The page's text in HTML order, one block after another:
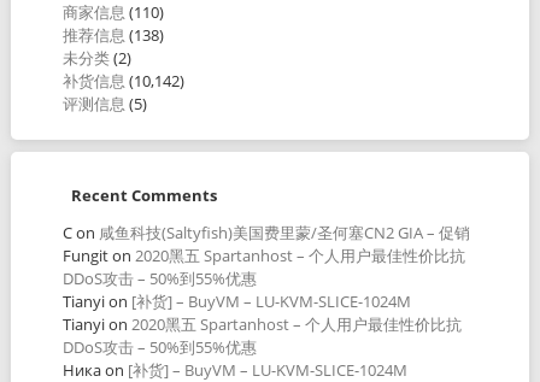
商家信息 (110)
推荐信息 (138)
未分类(2)
补货信息 (10,142)
评测信息 (5)
Recent Comments
Con 咸鱼科技(Saltyfish)美国费里蒙/圣何塞CN2 GIA – 促销
Fungiton 2020黑五 Spartanhost – 个人用户最佳性价比抗
DDoS攻击 – 50%到55%优惠
Tianyion [补货] – BuyVM – LU-KVM-SLICE-1024M
Tianyion 2020黑五 Spartanhost – 个人用户最佳性价比抗
DDoS攻击 – 50%到55%优惠
Никаon [补货] – BuyVM – LU-KVM-SLICE-1024M